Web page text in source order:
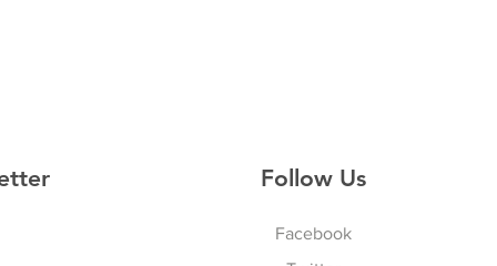
Follow Us
Facebook